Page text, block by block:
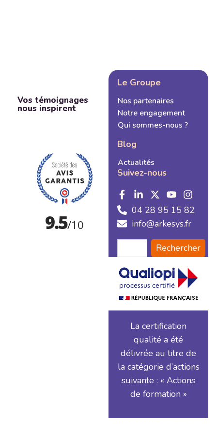
Vos témoignages
nous inspirent
Le Groupe
Nos partenaires
Notre engagement
Qui sommes-nous ?
Blog
Actualités
Suivez-nous
04 28 95 15 82
info@arkesys.fr
Rechercher
La certification
qualité a été
délivrée au titre de
la catégorie d’actions
suivante : « Actions
de formation »